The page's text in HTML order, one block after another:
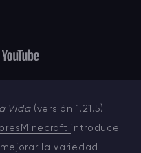
Vida(versión 1.21.5)
introduce
la variedad